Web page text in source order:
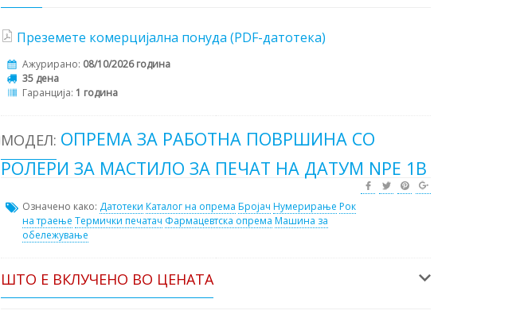
Преземете комерцијална понуда (PDF-датотека)
Ажурирано: 08/10/2026 година
35 дена
Гаранција: 1 година
МОДЕЛ: ОПРЕМА ЗА РАБОТНА ПОВРШИНА СО
РОЛЕРИ ЗА МАСТИЛО ЗА ПЕЧАТ НА ДАТУМ NPE 1B
Означено како: Датотеки Каталог на опрема Бројач Нумерирање Рок
на траење Термички печатач Фармацевтска опрема Машина за
обележување
ШТО Е ВКЛУЧЕНО ВО ЦЕНАТА